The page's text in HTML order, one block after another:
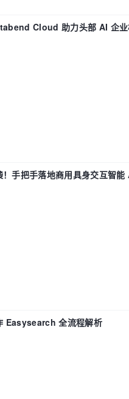
Cloud 助力头部 AI 企
手把手落地商用具身交互智
Easysearch 全流程解析